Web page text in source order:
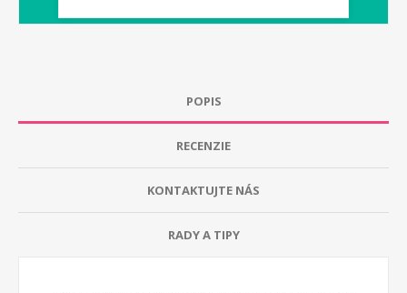
POPIS
RECENZIE
KONTAKTUJTE NÁS
RADY A TIPY